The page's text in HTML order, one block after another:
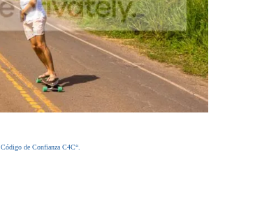
Código de Confianza C4C“.